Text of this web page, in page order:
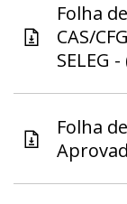
Folha
CAS/
SELEG
Folha